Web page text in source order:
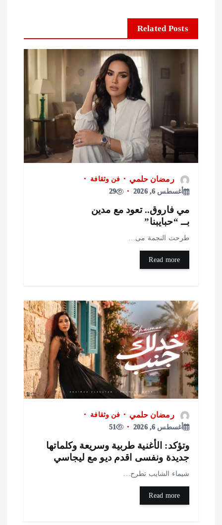
Related Posts
رمضان حلمي
فن وثقافة
أغسطس 6, 2026
29
فاروق.. تعود مع مدين
“حبايبنا”
النجمة مى…
رمضان حلمي
فن وثقافة
51
الأغنية طربية وسريعة وكلماتها
ونفسى اقدم ديو مع ليجاسي
الشايب تطرح…